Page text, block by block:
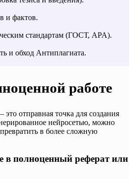
и фактов.
стандартам (ГОСТ, APA).
и обход Антиплагиата.
работе
отправная точка для создания
нейросетью, можно
в более сложную
в полноценный реферат или